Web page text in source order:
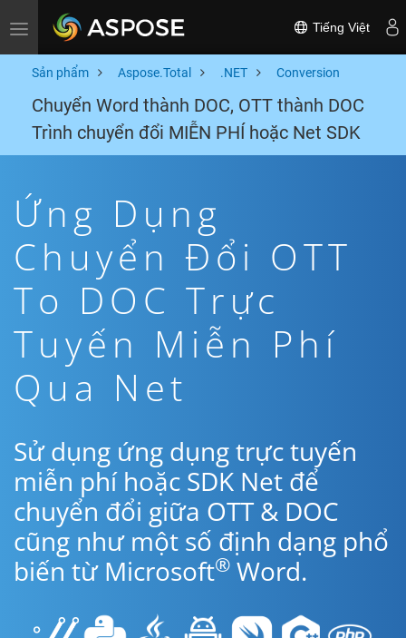
Toggle navigation Tiếng Việt
Sản phẩm Aspose.Total .NET Conversion
Chuyển Word thành DOC, OTT thành DOC
Trình chuyển đổi MIỄN PHÍ hoặc Net SDK
Ứng Dụng
Chuyển Đổi OTT
To DOC Trực
Tuyến Miễn Phí
Qua Net
Sử dụng ứng dụng trực tuyến
miễn phí hoặc SDK Net để
chuyển đổi giữa OTT & DOC
cũng như một số định dạng phổ
biến từ Microsoft® Word.